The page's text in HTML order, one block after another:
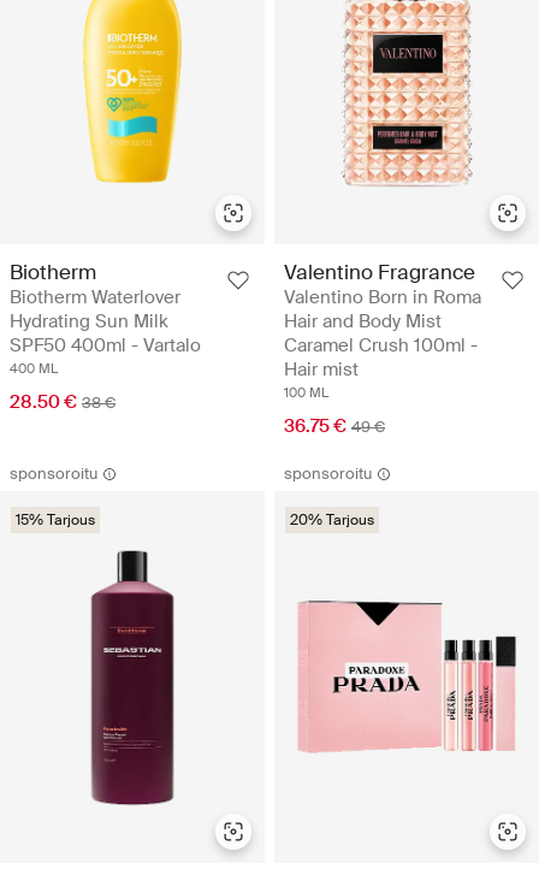
Biotherm
Biotherm Waterlover
Hydrating Sun Milk
SPF50 400ml - Vartalo
400 ML
28.50 € 38 €
Valentino Fragrance
Valentino Born in Roma
Hair and Body Mist
Caramel Crush 100ml -
Hair mist
100 ML
36.75 € 49 €
sponsoroitu
15% Tarjous
sponsoroitu
20% Tarjous